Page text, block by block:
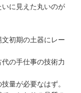
に見えた丸いのが
初期の土器にレー
の手仕事の技術力
量が必要なはず。